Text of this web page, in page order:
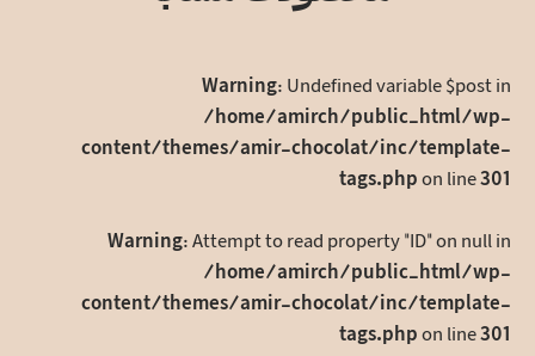
بگذارید
Warning: Undefined variable $post in
/home/amirch/public_html/wp-
content/themes/amir-chocolat/inc/template-
tags.phpon line301
Warning: Attempt to read property "ID" on null in
/home/amirch/public_html/wp-
content/themes/amir-chocolat/inc/template-
tags.phpon line301